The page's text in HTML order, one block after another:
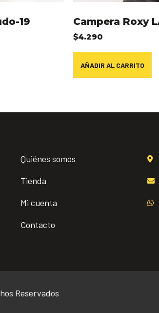
19 Campera Roxy
$4.290
AÑADIR AL CARRITO
Quiénes somos
Tienda
Mi cuenta
Contacto
Reservados